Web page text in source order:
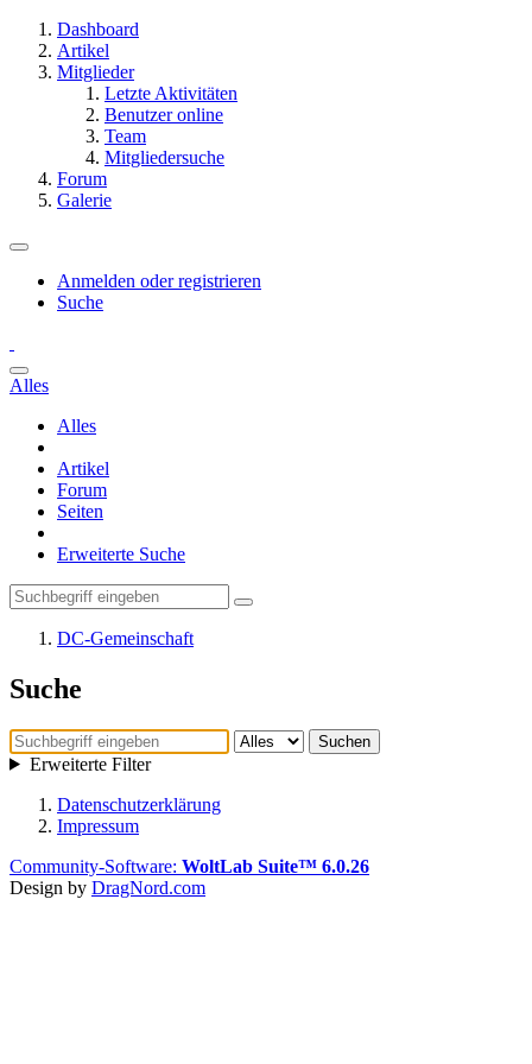
Dashboard
Artikel
Mitglieder
Letzte Aktivitäten
Benutzer online
Team
Mitgliedersuche
Forum
Galerie
Anmelden oder registrieren
Suche
Alles
Alles
Artikel
Forum
Seiten
Erweiterte Suche
DC-Gemeinschaft
Suche
Suchen
Erweiterte Filter
Datenschutzerklärung
Impressum
Community-Software: WoltLab Suite™ 6.0.26
Design by DragNord.com